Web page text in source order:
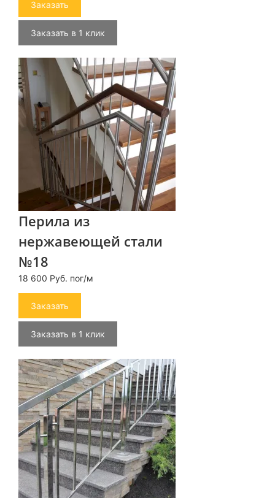
Заказать
Заказать в 1 клик
Перила из
нержавеющей стали
№18
18 600 Руб. пог/м
Заказать
Заказать в 1 клик